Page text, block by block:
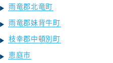
雨竜郡北竜町
雨竜郡妹背牛町
枝幸郡中頓別町
恵庭市